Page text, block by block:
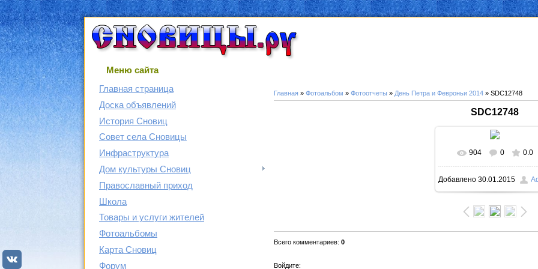
Меню сайта
Главная страница
Доска объявлений
История Сновиц
Совет села Сновицы
Инфраструктура
Дом культуры Сновиц
Православный приход
Школа
Товары и услуги жителей
Фотоальбомы
Карта Сновиц
Форум
Главная » Фотоальбом » Фотоотчеты » День Петра и Февроньи 2014 » SDC12748
SDC12748
В реальном размере
1000x750/ 222.8Kb
904 0 0.0
Добавлено30.01.2015
Всего комментариев: 0
Войдите: